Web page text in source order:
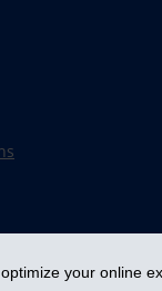
your online